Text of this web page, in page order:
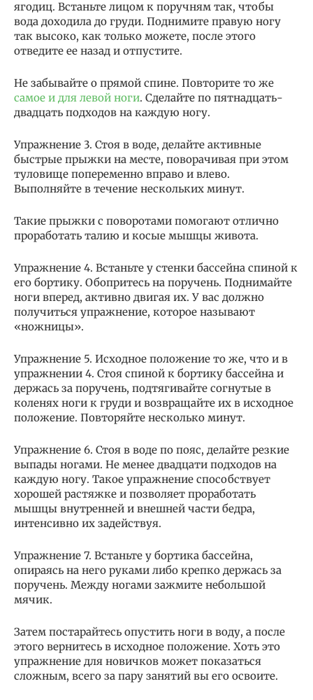
ягодиц. Встаньте лицом к поручням так, чтобы
вода доходила до груди. Поднимите правую ногу
так высоко, как только можете, после этого
отведите ее назад и отпустите.
Не забывайте о прямой спине. Повторите то же
самое и для левой ноги. Сделайте по пятнадцать-
двадцать подходов на каждую ногу.
Упражнение 3. Стоя в воде, делайте активные
быстрые прыжки на месте, поворачивая при этом
туловище попеременно вправо и влево.
Выполняйте в течение нескольких минут.
Такие прыжки с поворотами помогают отлично
проработать талию и косые мышцы живота.
Упражнение 4. Встаньте у стенки бассейна спиной к
его бортику. Обопритесь на поручень. Поднимайте
ноги вперед, активно двигая их. У вас должно
получиться упражнение, которое называют
«ножницы».
Упражнение 5. Исходное положение то же, что и в
упражнении 4. Стоя спиной к бортику бассейна и
держась за поручень, подтягивайте согнутые в
коленях ноги к груди и возвращайте их в исходное
положение. Повторяйте несколько минут.
Упражнение 6. Стоя в воде по пояс, делайте резкие
выпады ногами. Не менее двадцати подходов на
каждую ногу. Такое упражнение способствует
хорошей растяжке и позволяет проработать
мышцы внутренней и внешней части бедра,
интенсивно их задействуя.
Упражнение 7. Встаньте у бортика бассейна,
опираясь на него руками либо крепко держась за
поручень. Между ногами зажмите небольшой
мячик.
Затем постарайтесь опустить ноги в воду, а после
этого вернитесь в исходное положение. Хоть это
упражнение для новичков может показаться
сложным, всего за пару занятий вы его освоите.